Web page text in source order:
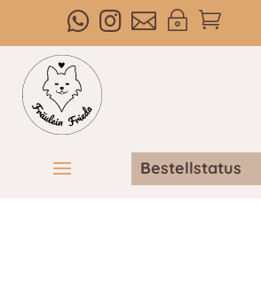

~



Bestellstatus